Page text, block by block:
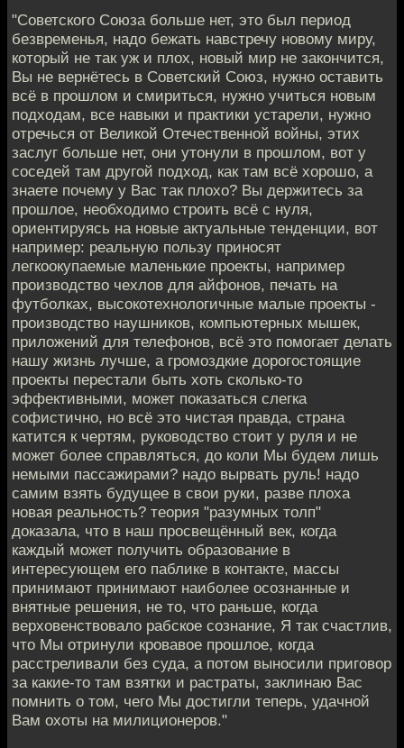
"Советского Союза больше нет, это был период
безвременья, надо бежать навстречу новому миру,
который не так уж и плох, новый мир не закончится,
Вы не вернётесь в Советский Союз, нужно оставить
всё в прошлом и смириться, нужно учиться новым
подходам, все навыки и практики устарели, нужно
отречься от Великой Отечественной войны, этих
заслуг больше нет, они утонули в прошлом, вот у
соседей там другой подход, как там всё хорошо, а
знаете почему у Вас так плохо? Вы держитесь за
прошлое, необходимо строить всё с нуля,
ориентируясь на новые актуальные тенденции, вот
например: реальную пользу приносят
легкоокупаемые маленькие проекты, например
производство чехлов для айфонов, печать на
футболках, высокотехнологичные малые проекты -
производство наушников, компьютерных мышек,
приложений для телефонов, всё это помогает делать
нашу жизнь лучше, а громоздкие дорогостоящие
проекты перестали быть хоть сколько-то
эффективными, может показаться слегка
софистично, но всё это чистая правда, страна
катится к чертям, руководство стоит у руля и не
может более справляться, до коли Мы будем лишь
немыми пассажирами? надо вырвать руль! надо
самим взять будущее в свои руки, разве плоха
новая реальность? теория "разумных толп"
доказала, что в наш просвещённый век, когда
каждый может получить образование в
интересующем его паблике в контакте, массы
принимают принимают наиболее осознанные и
внятные решения, не то, что раньше, когда
верховенствовало рабское сознание, Я так счастлив,
что Мы отринули кровавое прошлое, когда
расстреливали без суда, а потом выносили приговор
за какие-то там взятки и растраты, заклинаю Вас
помнить о том, чего Мы достигли теперь, удачной
Вам охоты на милиционеров."